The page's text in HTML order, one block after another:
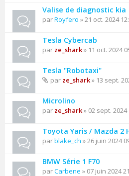
Valise de diagnostic kia
parRoyfero » 21 oct. 2024
Tesla Cybercab
par ze_shark» 11 oct. 2024
Tesla "Robotaxi"
par ze_shark» 13 sept.
Microlino
par ze_shark» 02 sept. 2024
Toyota Yaris / Mazda 2
parblake_ch » 26 juin 2024
BMW Série 1 F70
parCarbene » 07 juin 2024